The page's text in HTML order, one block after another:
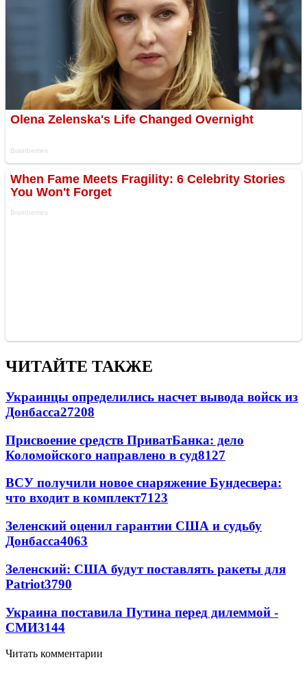
ЧИТАЙТЕ ТАКЖЕ
Украинцы определились насчет вывода войск из
Донбасса27208
Присвоение средств ПриватБанка: дело
Коломойского направлено в суд8127
ВСУ получили новое снаряжение Бундесвера:
что входит в комплект7123
Зеленский оценил гарантии США и судьбу
Донбасса4063
Зеленский: США будут поставлять ракеты для
Patriot3790
Украина поставила Путина перед дилеммой -
СМИ3144
Читать комментарии